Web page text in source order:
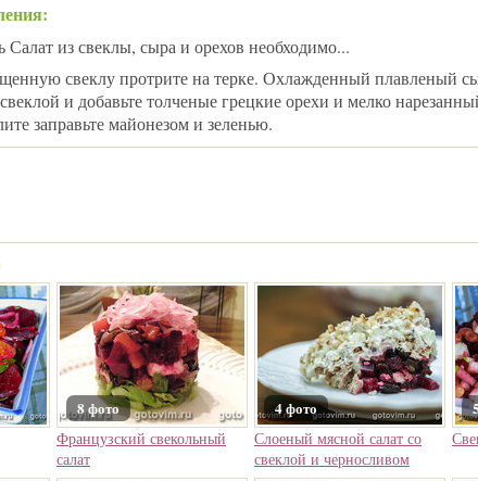
Салат из свеклы, сыра и орехов необходимо...
свеклу протрите на терке. Охлажденный плавленый
и добавьте толченые грецкие орехи и мелко
заправьте майонезом и зеленью.
8 фото
Французский свекольный
салат
4 фото
Слоеный мясной салат со
свеклой и черносливом